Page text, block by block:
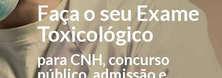
Faça o seu Exame
Toxicológico
para CNH, concurso
público, admissão e
O IRM agora tem
PROFISSIONAL
DE EDUCAÇÃO